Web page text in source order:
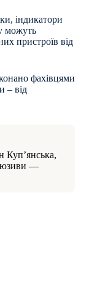
індикатори
можуть
пристроїв від
фахівцями
– від
Куп’янська,
—